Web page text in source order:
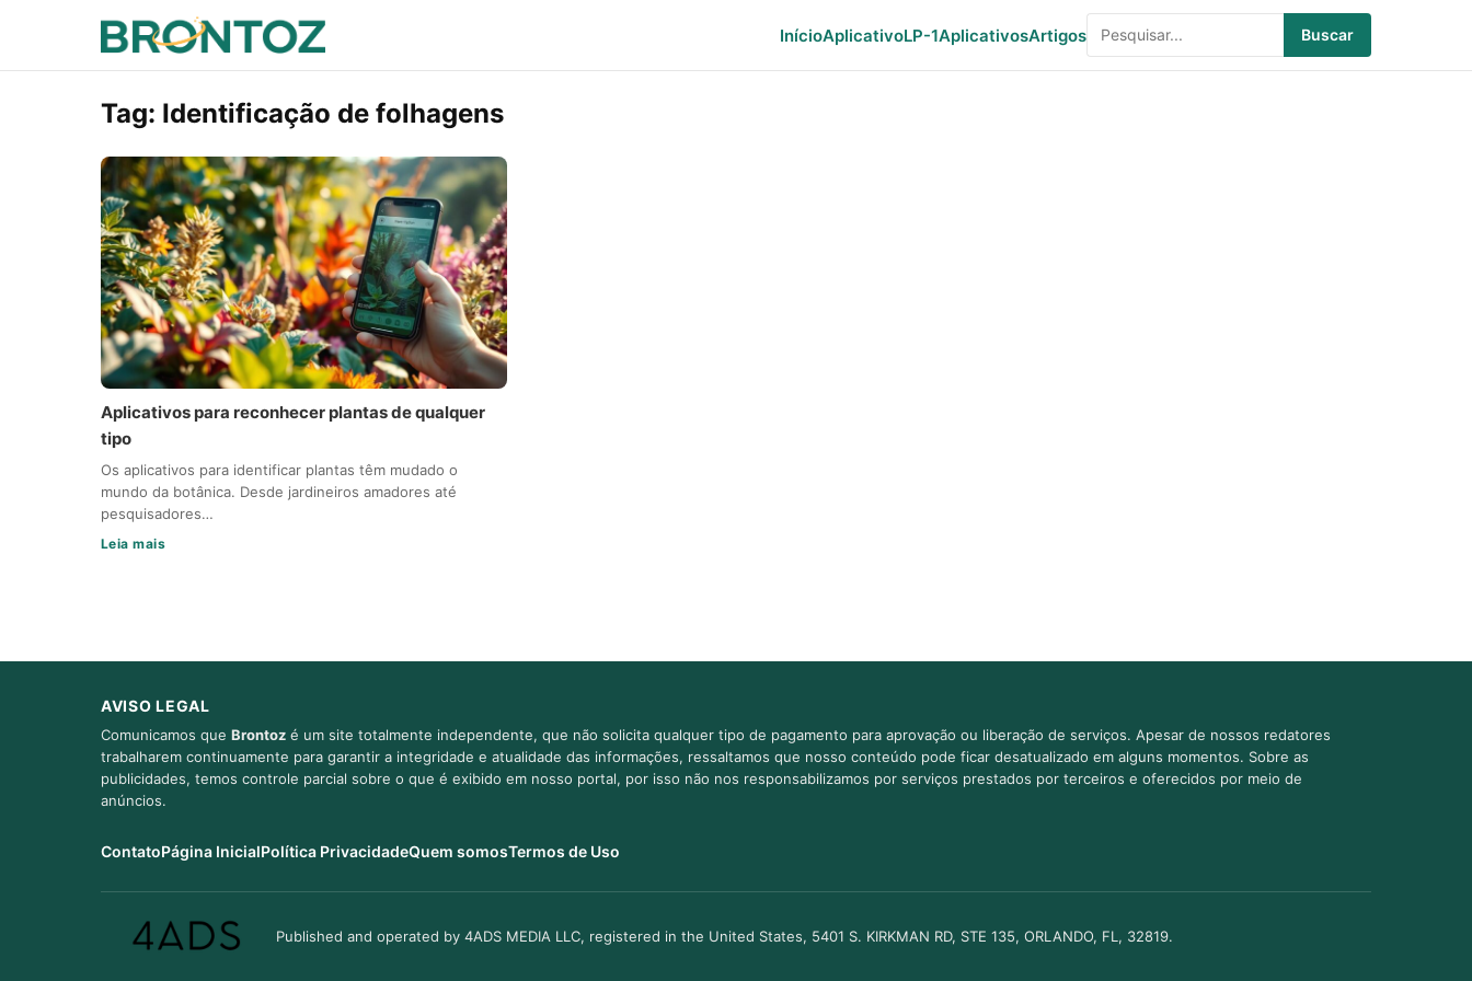
InícioAplicativoLP-1AplicativosArtigos Buscar
Tag: Identificação de folhagens
Aplicativos para reconhecer plantas de qualquer
tipo
Os aplicativos para identificar plantas têm mudado o
mundo da botânica. Desde jardineiros amadores até
pesquisadores…
Leia mais
AVISO LEGAL
Comunicamos que Brontoz é um site totalmente independente, que não solicita qualquer tipo de pagamento para aprovação ou liberação de serviços. Apesar de nossos redatores
trabalharem continuamente para garantir a integridade e atualidade das informações, ressaltamos que nosso conteúdo pode ficar desatualizado em alguns momentos. Sobre as
publicidades, temos controle parcial sobre o que é exibido em nosso portal, por isso não nos responsabilizamos por serviços prestados por terceiros e oferecidos por meio de
anúncios.
ContatoPágina InicialPolítica PrivacidadeQuem somosTermos de Uso
Published and operated by 4ADS MEDIA LLC, registered in the United States, 5401 S. KIRKMAN RD, STE 135, ORLANDO, FL, 32819.